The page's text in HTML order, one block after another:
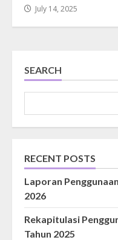
July 14, 2025
SEARCH
RECENT POSTS
Laporan
2026
Rekapitulasi
Tahun 2025